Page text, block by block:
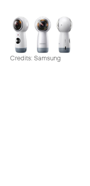
Credits: Samsung